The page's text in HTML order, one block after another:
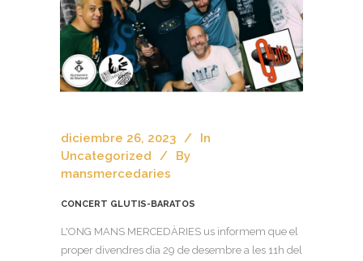
diciembre 26, 2023
In
Uncategorized
By
mansmercedaries
CONCERT GLUTIS-BARATOS
L'ONG MANS MERCEDÀRIES us informem que el
proper divendres dia 29 de desembre a les 11h del